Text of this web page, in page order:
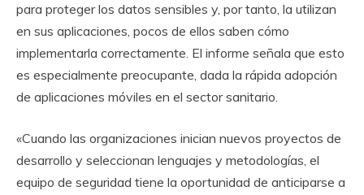
para proteger los datos sensibles y, por tanto, la utilizan
en sus aplicaciones, pocos de ellos saben cómo
implementarla correctamente. El informe señala que esto
es especialmente preocupante, dada la rápida adopción
de aplicaciones móviles en el sector sanitario.
«Cuando las organizaciones inician nuevos proyectos de
desarrollo y seleccionan lenguajes y metodologías, el
equipo de seguridad tiene la oportunidad de anticiparse a